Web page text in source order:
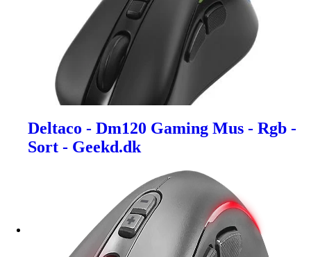
Deltaco - Dm120 Gaming Mus - Rgb -
Sort - Geekd.dk